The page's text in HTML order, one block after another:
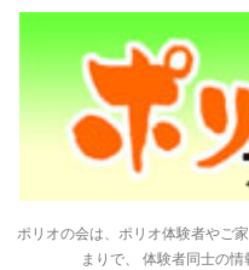
ポリオの会は、ポリオ体験者やご
まりで、 体験者同士の情